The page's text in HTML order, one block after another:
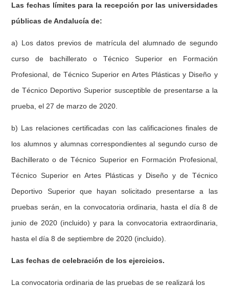
Las fechas límites para la recepción por las universidades
públicas de Andalucía de:
a) Los datos previos de matrícula del alumnado de segundo
curso de bachillerato o Técnico Superior en Formación
Profesional, de Técnico Superior en Artes Plásticas y Diseño y
de Técnico Deportivo Superior susceptible de presentarse a la
prueba, el 27 de marzo de 2020.
b) Las relaciones certificadas con las calificaciones finales de
los alumnos y alumnas correspondientes al segundo curso de
Bachillerato o de Técnico Superior en Formación Profesional,
Técnico Superior en Artes Plásticas y Diseño y de Técnico
Deportivo Superior que hayan solicitado presentarse a las
pruebas serán, en la convocatoria ordinaria, hasta el día 8 de
junio de 2020 (incluido) y para la convocatoria extraordinaria,
hasta el día 8 de septiembre de 2020 (incluido).
Las fechas de celebración de los ejercicios.
La convocatoria ordinaria de las pruebas de se realizará los